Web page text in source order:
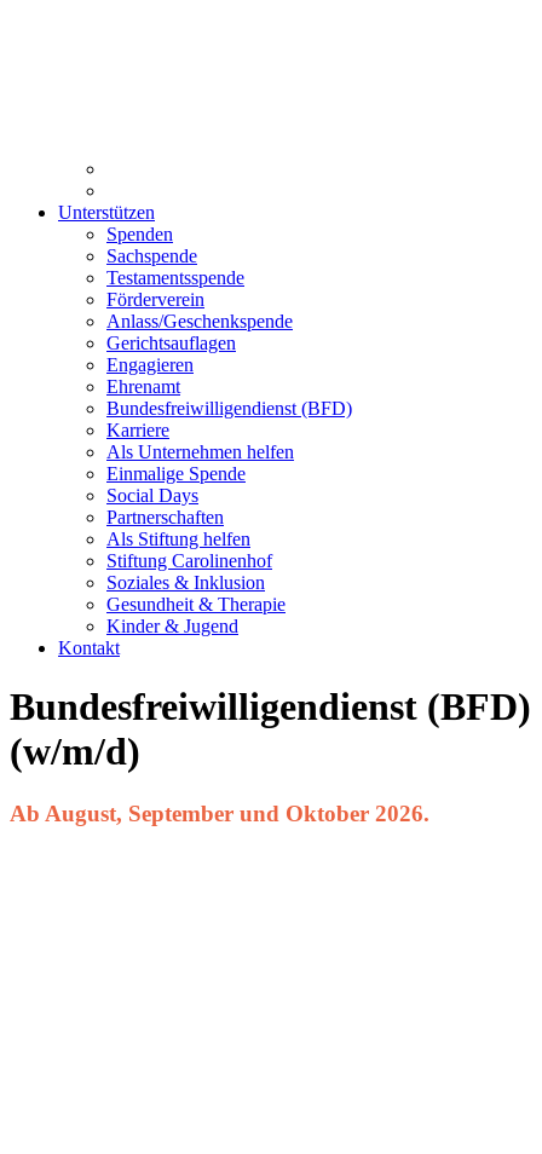
Unterstützen
Spenden
Sachspende
Testamentsspende
Förderverein
Anlass/Geschenkspende
Gerichtsauflagen
Engagieren
Ehrenamt
Bundesfreiwilligendienst (BFD)
Karriere
Als Unternehmen helfen
Einmalige Spende
Social Days
Partnerschaften
Als Stiftung helfen
Stiftung Carolinenhof
Soziales & Inklusion
Gesundheit & Therapie
Kinder & Jugend
Kontakt
Bundesfreiwilligendienst (BFD)
(w/m/d)
Ab August, September und Oktober 2026.